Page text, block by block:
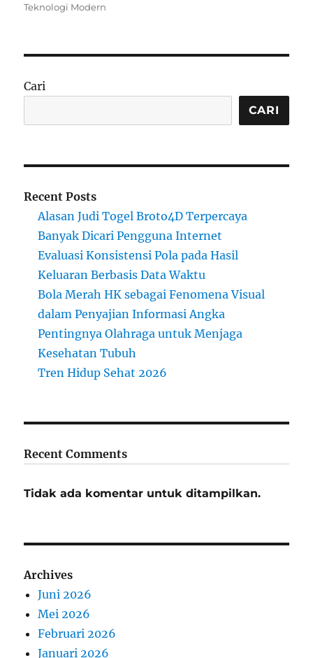
on
Teknologi Modern
Cari
CARI
Recent Posts
Alasan Judi Togel Broto4D Terpercaya
Banyak Dicari Pengguna Internet
Evaluasi Konsistensi Pola pada Hasil
Keluaran Berbasis Data Waktu
Bola Merah HK sebagai Fenomena Visual
dalam Penyajian Informasi Angka
Pentingnya Olahraga untuk Menjaga
Kesehatan Tubuh
Tren Hidup Sehat 2026
Recent Comments
Tidak ada komentar untuk ditampilkan.
Archives
Juni 2026
Mei 2026
Februari 2026
Januari 2026